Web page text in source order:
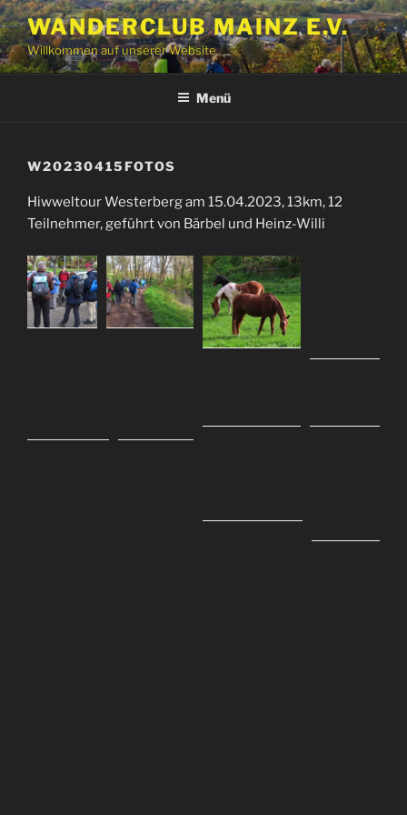
Zum
Inhalt
springen
WANDERCLUB MAINZ E.V.
Willkommen auf unserer Website
Menü
W20230415FOTOS
Hiwweltour Westerberg am 15.04.2023, 13km, 12
Teilnehmer, geführt von Bärbel und Heinz-Willi